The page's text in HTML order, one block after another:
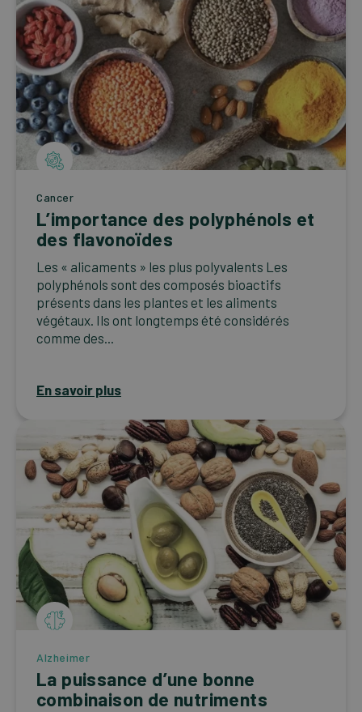
Cancer
L’importance des polyphénols et
des flavonoïdes
Les « alicaments » les plus polyvalents Les
polyphénols sont des composés bioactifs
présents dans les plantes et les aliments
végétaux. Ils ont longtemps été considérés
comme des...
En savoir plus
Alzheimer
La puissance d’une bonne
combinaison de nutriments